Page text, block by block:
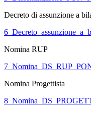
Decreto di assunzione a
Nomina RUP
Nomina Progettista